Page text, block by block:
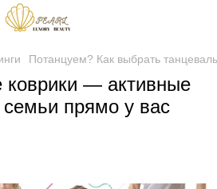
Потанцуем? Как выбрать
коврики — активные
прямо у вас